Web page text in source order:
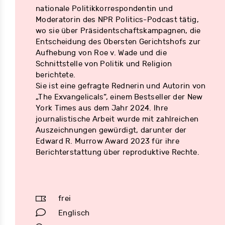
nationale Politikkorrespondentin und
Moderatorin des NPR Politics-Podcast tätig,
wo sie über Präsidentschaftskampagnen, die
Entscheidung des Obersten Gerichtshofs zur
Aufhebung von Roe v. Wade und die
Schnittstelle von Politik und Religion
berichtete.
Sie ist eine gefragte Rednerin und Autorin von
„The Exvangelicals“, einem Bestseller der New
York Times aus dem Jahr 2024. Ihre
journalistische Arbeit wurde mit zahlreichen
Auszeichnungen gewürdigt, darunter der
Edward R. Murrow Award 2023 für ihre
Berichterstattung über reproduktive Rechte.
frei
Englisch